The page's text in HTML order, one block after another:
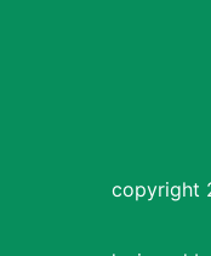
copyright